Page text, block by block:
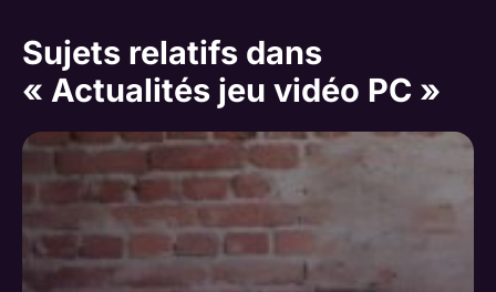
Sujets relatifs dans
« Actualités jeu vidéo PC »